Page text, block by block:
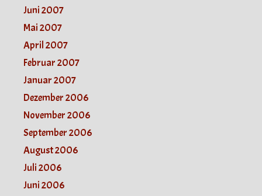
Juni 2007
Mai 2007
April 2007
Februar 2007
Januar 2007
Dezember 2006
November 2006
September 2006
August 2006
Juli 2006
Juni 2006